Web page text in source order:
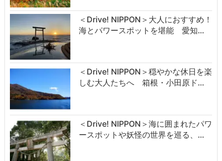
＜Drive! NIPPON＞大人におすすめ！
海とパワースポットを堪能 愛知…
＜Drive! NIPPON＞穏やかな休日を楽
しむ大人たちへ 箱根・小田原ド…
＜Drive! NIPPON＞海に囲まれたパワ
ースポットや妖怪の世界を巡る、…